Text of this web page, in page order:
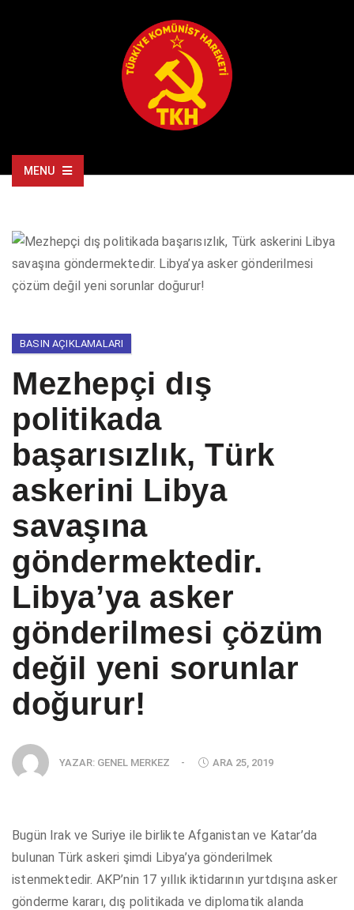
MENU
BASIN AÇIKLAMALARI
Mezhepçi dış
politikada
başarısızlık, Türk
askerini Libya
savaşına
göndermektedir.
Libya’ya asker
gönderilmesi çözüm
değil yeni sorunlar
doğurur!
YAZAR: GENEL MERKEZ - ARA 25, 2019
Bugün Irak ve Suriye ile birlikte Afganistan ve Katar’da
bulunan Türk askeri şimdi Libya’ya gönderilmek
istenmektedir. AKP’nin 17 yıllık iktidarının yurtdışına asker
gönderme kararı, dış politikada ve diplomatik alanda